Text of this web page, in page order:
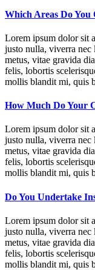
Which Areas Do You
Lorem ipsum dolor sit
justo nulla, viverra nec
metus, vitae gravida
felis, lobortis
mollis blandit mi, quis
How Much Do Your
Lorem ipsum dolor sit
justo nulla, viverra nec
metus, vitae gravida
felis, lobortis
mollis blandit mi, quis
Do You Undertake
Lorem ipsum dolor sit
justo nulla, viverra nec
metus, vitae gravida
felis, lobortis
mollis blandit mi, quis